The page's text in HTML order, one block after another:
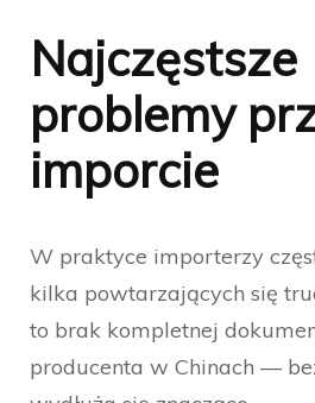
Najczęstsze
problemy
imporcie
W praktyce importerzy
kilka powtarzających się
to brak kompletnej
producenta w Chinach —